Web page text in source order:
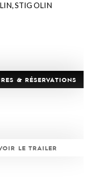
STIG OLIN
& RÉSERVATIONS
LE TRAILER